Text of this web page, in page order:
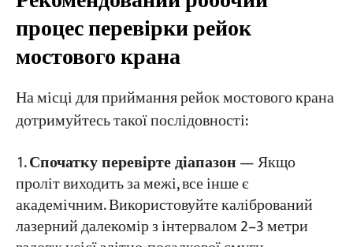
процес перевірки рейок
мостового крана
На місці для приймання рейок мостового крана
дотримуйтесь такої послідовності:
Спочатку перевірте діапазон— Якщо
проліт виходить за межі, все інше є
академічним. Використовуйте калібрований
лазерний далекомір з інтервалом 2–3 метри